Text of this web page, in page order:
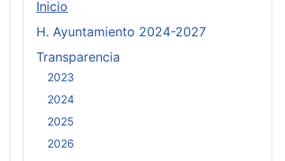
Inicio
H. Ayuntamiento 2024-2027
Transparencia
2023
2024
2025
2026